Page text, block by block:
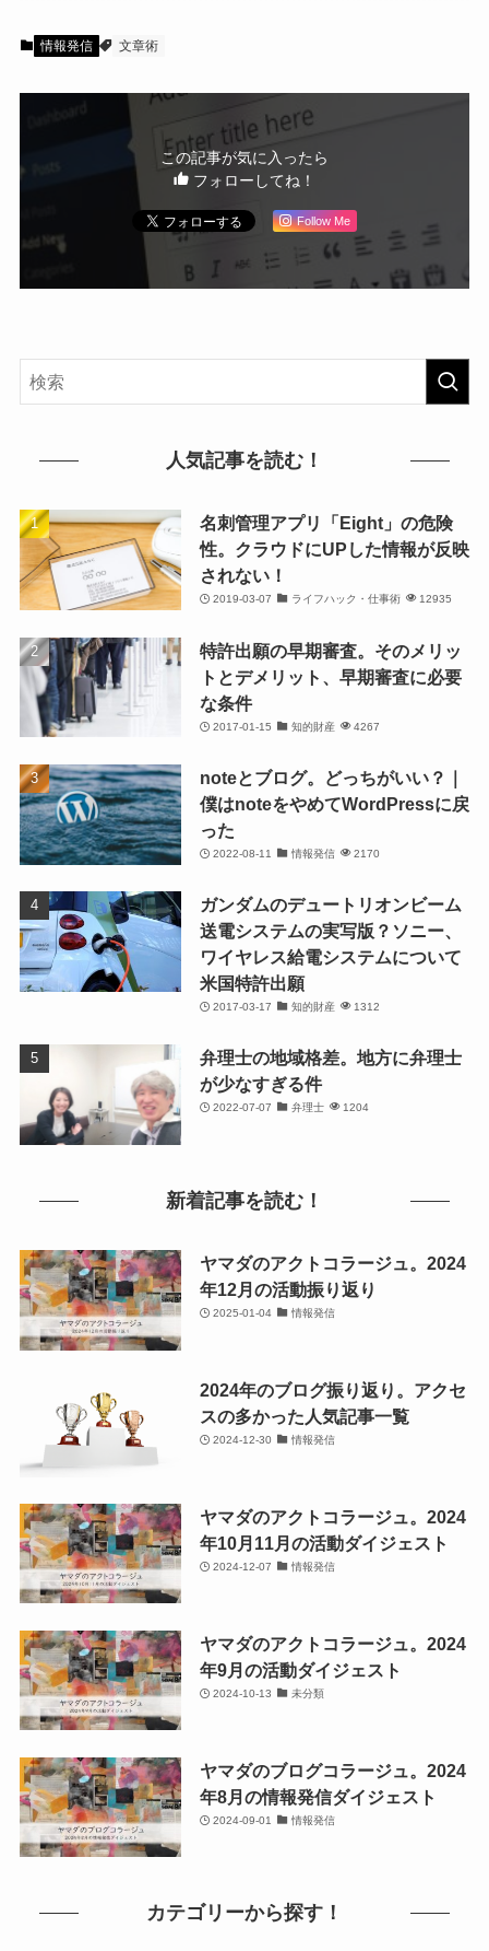
情報発信 文章術
この記事が気に入ったら
フォローしてね！
Follow Me
人気記事を読む！
名刺管理アプリ「Eight」の危険
性。クラウドにUPした情報が反映
されない！
2019-03-07 ライフハック・仕事術 12935
特許出願の早期審査。そのメリッ
トとデメリット、早期審査に必要
な条件
2017-01-15 知的財産 4267
noteとブログ。どっちがいい？｜
僕はnoteをやめてWordPressに戻
った
2022-08-11 情報発信 2170
ガンダムのデュートリオンビーム
送電システムの実写版？ソニー、
ワイヤレス給電システムについて
米国特許出願
2017-03-17 知的財産 1312
弁理士の地域格差。地方に弁理士
が少なすぎる件
2022-07-07 弁理士 1204
新着記事を読む！
ヤマダのアクトコラージュ。2024
年12月の活動振り返り
2025-01-04 情報発信
2024年のブログ振り返り。アクセ
スの多かった人気記事一覧
2024-12-30 情報発信
ヤマダのアクトコラージュ。2024
年10月11月の活動ダイジェスト
2024-12-07 情報発信
ヤマダのアクトコラージュ。2024
年9月の活動ダイジェスト
2024-10-13 未分類
ヤマダのブログコラージュ。2024
年8月の情報発信ダイジェスト
2024-09-01 情報発信
カテゴリーから探す！